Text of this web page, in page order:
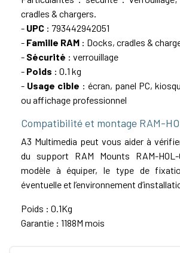
cradles & chargers.
- UPC : 793442942051
- Famille RAM : Docks, cradles &
- Sécurité : verrouillage
- Poids : 0.1 kg
- Usage cible : écran, panel PC,
ou affichage professionnel
Compatibilité et montage RAM-
A3 Multimedia peut vous aider à
du support RAM Mounts RAM-HOL-
modèle à équiper, le type de
éventuelle et l’environnement
Poids : 0.1Kg
Garantie : 1188M mois